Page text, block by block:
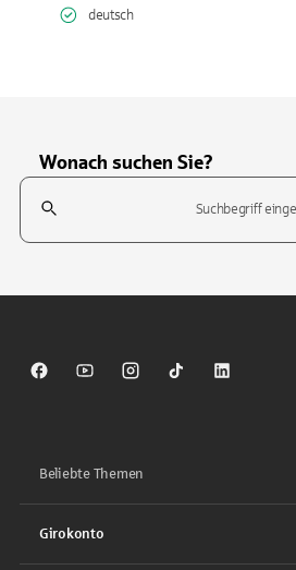
deutsch
Wonach suchen Sie?
Suchfeld
Sparkasse auf Facebook
Sparkasse auf Youtube
Sparkasse auf Instagram
Sparkasse auf
Sparkasse
Beliebte Themen
Girokonto